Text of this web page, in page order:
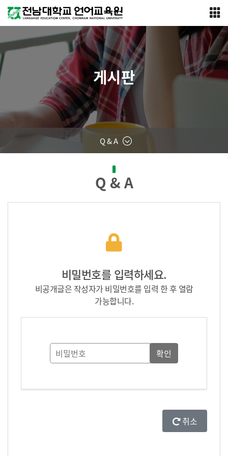
Q & A
게시판
Q & A
비밀번호를 입력하세요.
비공개글은 작성자가 비밀번호를 입력 한 후 열람
가능합니다.
취소